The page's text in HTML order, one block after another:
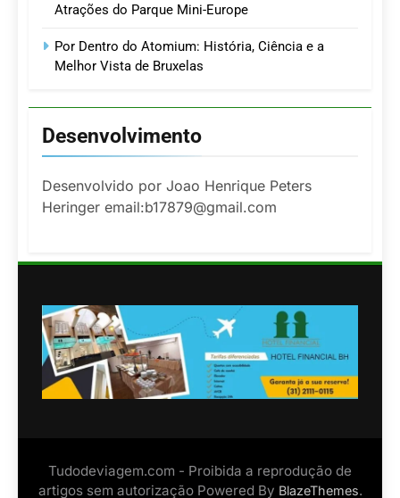
Atrações do Parque Mini-Europe
Por Dentro do Atomium: História, Ciência e a
Melhor Vista de Bruxelas
Desenvolvimento
Desenvolvido por Joao Henrique Peters
Heringer email:b17879@gmail.com
Tudodeviagem.com - Proibida a reprodução de
artigos sem autorização Powered By BlazeThemes.